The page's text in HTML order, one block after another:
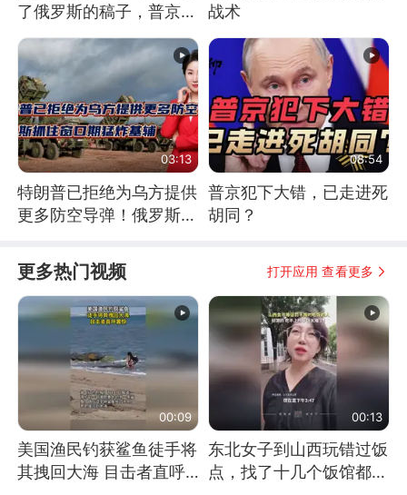
了俄罗斯的稿子，普京说
战胜自己就是胜利
战术
03:13
特朗普已拒绝为乌方提供
更多防空导弹！俄罗斯抓
08:54
普京犯下大错，已走进死
胡同？
更多热门视频 打开应用 查看更多
00:09
美国渔民钓获鲨鱼徒手将
其拽回大海 目击者直呼
00:13
东北女子到山西玩错过饭
点，找了十几个饭馆都没